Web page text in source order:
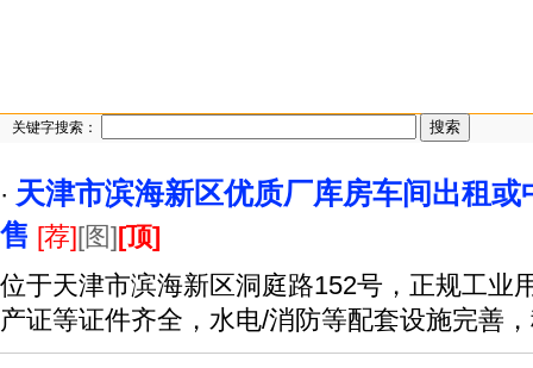
关键字搜索：
· 天津市滨海新区优质厂库房车间出租
售 [荐][图][顶]
位于天津市滨海新区洞庭路152号，正规工业
产证等证件齐全，水电/消防等配套设施完善